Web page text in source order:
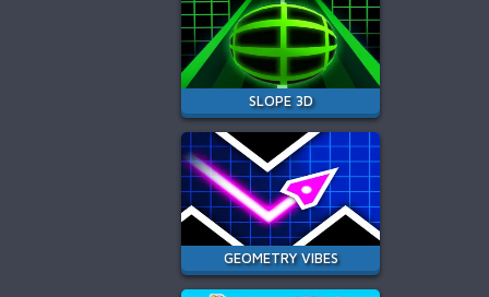
SLOPE 3D
GEOMETRY VIBES